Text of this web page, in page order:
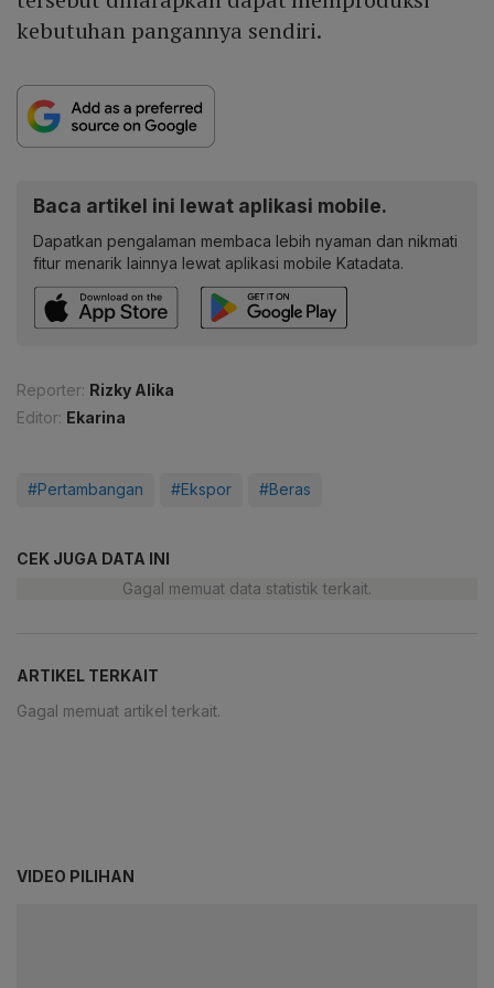
kebutuhan pangannya sendiri.
Baca artikel ini lewat aplikasi mobile.
Dapatkan pengalaman membaca lebih nyaman dan nikmati
fitur menarik lainnya lewat aplikasi mobile Katadata.
Reporter: Rizky Alika
Editor: Ekarina
#Pertambangan #Ekspor #Beras
CEK JUGA DATA INI
Gagal memuat data statistik terkait.
ARTIKEL TERKAIT
Gagal memuat artikel terkait.
VIDEO PILIHAN